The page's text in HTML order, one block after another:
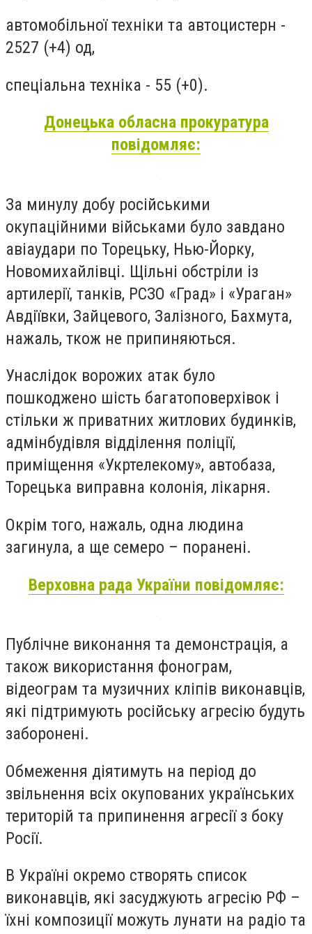
автомобільної техніки та автоцистерн -
2527 (+4) од,
спеціальна техніка - 55 (+0).
Донецька обласна прокуратура
повідомляє:
За минулу добу російськими
окупаційними військами було завдано
авіаудари по Торецьку, Нью-Йорку,
Новомихайлівці. Щільні обстріли із
артилерії, танків, РСЗО «Град» і «Ураган»
Авдіївки, Зайцевого, Залізного, Бахмута,
нажаль, ткож не припиняються.
Унаслідок ворожих атак було
пошкоджено шість багатоповерхівок і
стільки ж приватних житлових будинків,
адмінбудівля відділення поліції,
приміщення «Укртелекому», автобаза,
Торецька виправна колонія, лікарня.
Окрім того, нажаль, одна людина
загинула, а ще семеро – поранені.
Верховна рада України повідомляє:
Публічне виконання та демонстрація, а
також використання фонограм,
відеограм та музичних кліпів виконавців,
які підтримують російську агресію будуть
заборонені.
Обмеження діятимуть на період до
звільнення всіх окупованих українських
територій та припинення агресії з боку
Росії.
В Україні окремо створять список
виконавців, які засуджують агресію РФ –
їхні композиції можуть лунати на радіо та